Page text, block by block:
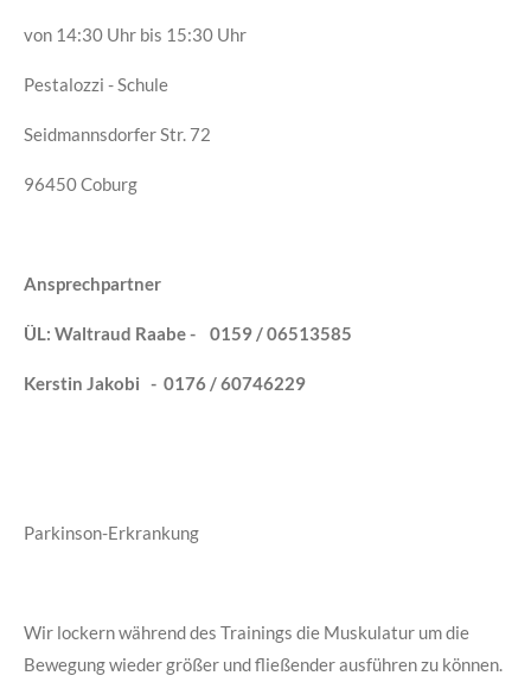
von 14:30 Uhr bis 15:30 Uhr
Pestalozzi - Schule
Seidmannsdorfer Str. 72
96450 Coburg
Ansprechpartner
ÜL: Waltraud Raabe - 0159 / 06513585
Kerstin Jakobi - 0176 / 60746229
Parkinson-Erkrankung
Wir lockern während des Trainings die Muskulatur um die
Bewegung wieder größer und fließender ausführen zu können.